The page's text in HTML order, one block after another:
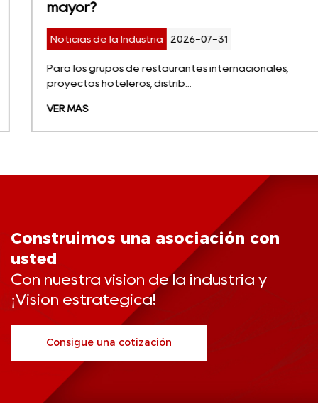
mayor?
Noticias de la Industria 2026-07-31
Para los grupos de restaurantes internacionales,
proyectos hoteleros, distrib...
VER MÁS
Construimos una asociación con
usted
Con nuestra visión de la industria y
¡Visión estratégica!
Consigue una cotización